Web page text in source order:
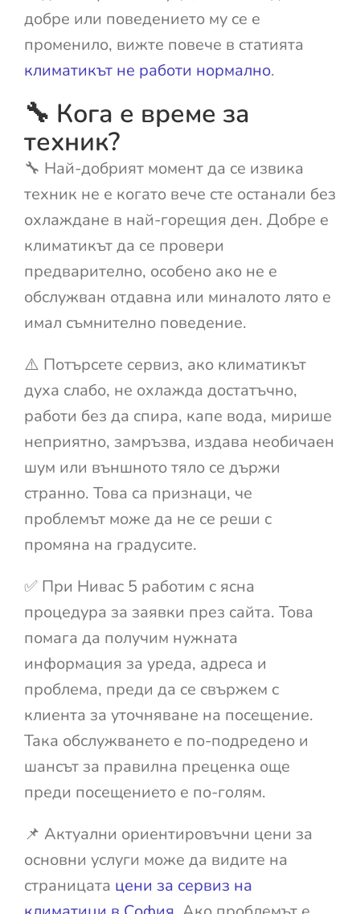
добре или поведението му се е
променило, вижте повече в статията
климатикът не работи нормално.
🔧 Кога е време за
техник?
🔧 Най-добрият момент да се извика
техник не е когато вече сте останали без
охлаждане в най-горещия ден. Добре е
климатикът да се провери
предварително, особено ако не е
обслужван отдавна или миналото лято е
имал съмнително поведение.
⚠️ Потърсете сервиз, ако климатикът
духа слабо, не охлажда достатъчно,
работи без да спира, капе вода, мирише
неприятно, замръзва, издава необичаен
шум или външното тяло се държи
странно. Това са признаци, че
проблемът може да не се реши с
промяна на градусите.
✅ При Нивас 5 работим с ясна
процедура за заявки през сайта. Това
помага да получим нужната
информация за уреда, адреса и
проблема, преди да се свържем с
клиента за уточняване на посещение.
Така обслужването е по-подредено и
шансът за правилна преценка още
преди посещението е по-голям.
📌 Актуални ориентировъчни цени за
основни услуги може да видите на
страницата цени за сервиз на